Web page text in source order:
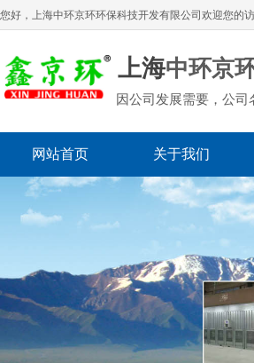
您好，上海中环京环环保科技开发有限公司 欢迎您的访
上海中环京
因公司发展需要，公
网站首页 关于我们